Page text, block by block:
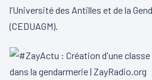
l’Université des Antilles et de la
(CEDUAGM).